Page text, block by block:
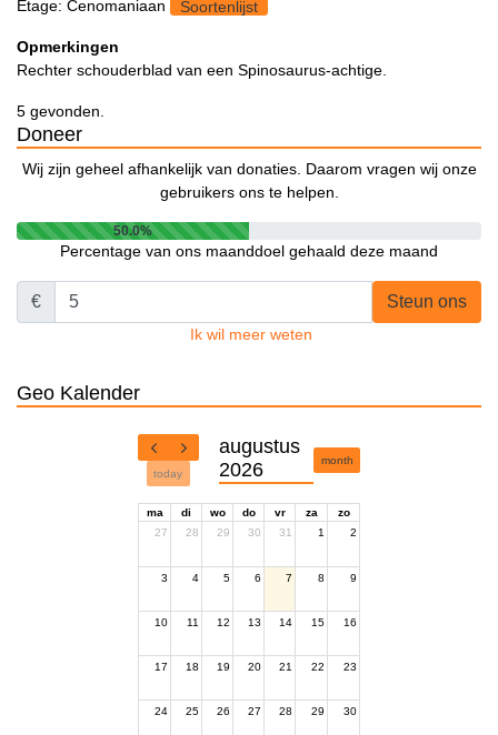
Etage: Cenomaniaan
Soortenlijst
Opmerkingen
Rechter schouderblad van een Spinosaurus-achtige.
5 gevonden.
Doneer
Wij zijn geheel afhankelijk van donaties. Daarom vragen wij onze
gebruikers ons te helpen.
50.0%
Percentage van ons maanddoel gehaald deze maand
€ Steun ons
Ik wil meer weten
Geo Kalender
today
augustus
2026
month
ma di wo do vr za
zo
27
28 29 30 31 1 2
3 4 5 6 7 8 9
10 11 12 13 14 15 16
17 18 19 20 21 22 23
24 25 26 27 28 29 30